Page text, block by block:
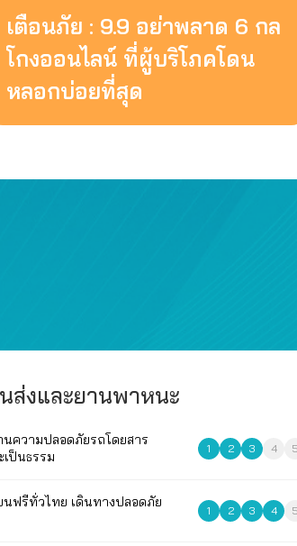
สนา’ ไม่ร่วม
ยื่นนายกฯ ทูลเกล้า
เตือนภัย : 9.9 อย่าพลาด 6 กล
โกงออนไลน์ ที่ผู้บริโภคโดน
หลอกบ่อยที่สุด
ส่งและยานพาหนะ
ความปลอดภัยรถโดยสาร
ป็นธรรม
1 2 3 4 5
นฟรีทั่วไทย เดินทางปลอดภัย
1 2 3 4 5